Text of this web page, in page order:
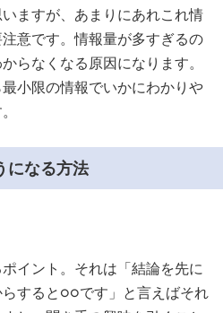
ますが、あまりにあれこれ情
意です。情報量が多すぎるの
らなくなる原因になります。
小限の情報でいかにわかりや
になる方法
イント。それは「結論を先に
すると○○です」と言えばそれ